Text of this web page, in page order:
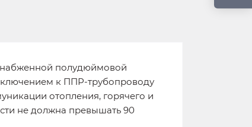
полудюймовой
к ППР-трубопроводу
отопления, горячего и
не должна превышать 90